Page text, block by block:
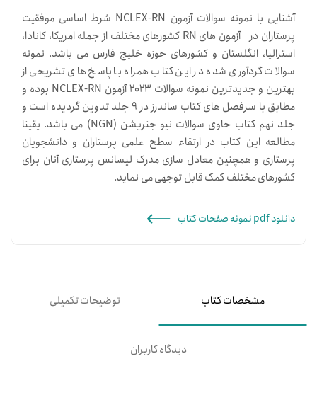
آشنایی با نمونه سوالات آزمون NCLEX-RN شرط اساسی موفقیت
پرستاران در آزمون های RN کشورهای مختلف از جمله امریکا، کانادا،
استرالیا، انگلستان و کشورهای حوزه خلیج فارس می باشد. نمونه
سوالات گردآوری شده در این کتاب همراه با پاسخ های تشریحی از
بهترین و جدیدترین نمونه سوالات 2023 آزمون NCLEX-RN بوده و
مطابق با سرفصل های کتاب ساندرز در 9 جلد تدوین گردیده است و
جلد نهم کتاب حاوی سوالات نیو جنریشن (NGN) می باشد. یقینا
مطالعه این کتاب در ارتقاء سطح علمی پرستاران و دانشجویان
پرستاری و همچنین معادل سازی مدرک لیسانس پرستاری آنان برای
کشورهای مختلف کمک قابل توجهی می نماید.
دانلود pdf نمونه صفحات کتاب
مشخصات کتاب توضیحات تکمیلی
دیدگاه کاربران